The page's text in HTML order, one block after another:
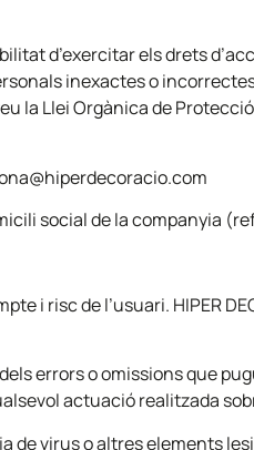
d’exercitar els drets
inexactes o
la Llei Orgànica de
social de la companyia
i risc de l’usuari. HIPER
dels errors o omissions que
actuació realitzada
de virus o altres